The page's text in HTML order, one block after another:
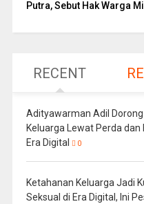
Putra, Sebut Hak Warga
RECENT
Adityawarman Adil
Keluarga Lewat Perda
Era Digital
0
Ketahanan Keluarga Jadi
Seksual di Era Digital, Ini